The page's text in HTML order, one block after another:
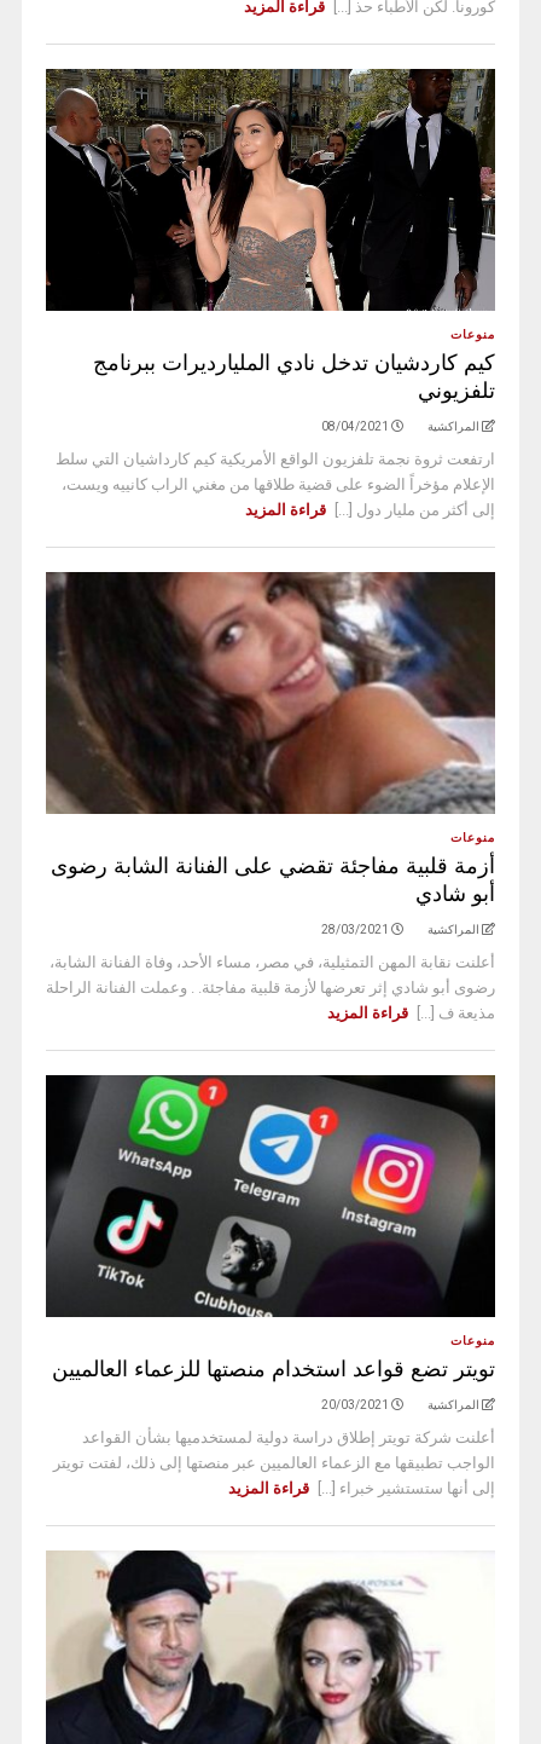
كورونا. لكن الأطباء حذ [...] قراءة المزيد
منوعات
كيم كاردشيان تدخل نادي المليارديرات ببرنامج
تلفزيوني
المراكشية 08/04/2021
ارتفعت ثروة نجمة تلفزيون الواقع الأمريكية كيم كارداشيان التي سلط
الإعلام مؤخراً الضوء على قضية طلاقها من مغني الراب كانييه ويست،
إلى أكثر من مليار دول [...]
قراءة المزيد
منوعات
أزمة قلبية مفاجئة تقضي على الفنانة الشابة رضوى
أبو شادي
المراكشية 28/03/2021
أعلنت نقابة المهن التمثيلية، في مصر، مساء الأحد، وفاة الفنانة الشابة،
رضوى أبو شادي إثر تعرضها لأزمة قلبية مفاجئة. . وعملت الفنانة الراحلة
مذيعة ف [...]
قراءة المزيد
منوعات
تويتر تضع قواعد استخدام منصتها للزعماء العالميين
المراكشية 20/03/2021
أعلنت شركة تويتر إطلاق دراسة دولية لمستخدميها بشأن القواعد
الواجب تطبيقها مع الزعماء العالميين عبر منصتها إلى ذلك، لفتت تويتر
إلى أنها ستستشير خبراء [...]
قراءة المزيد